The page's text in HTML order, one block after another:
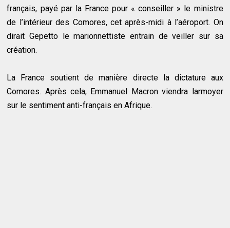
français, payé par la France pour « conseiller » le ministre
de l’intérieur des Comores, cet après-midi à l’aéroport. On
dirait Gepetto le marionnettiste entrain de veiller sur sa
création.
La France soutient de manière directe la dictature aux
Comores. Après cela, Emmanuel Macron viendra larmoyer
sur le sentiment anti-français en Afrique.